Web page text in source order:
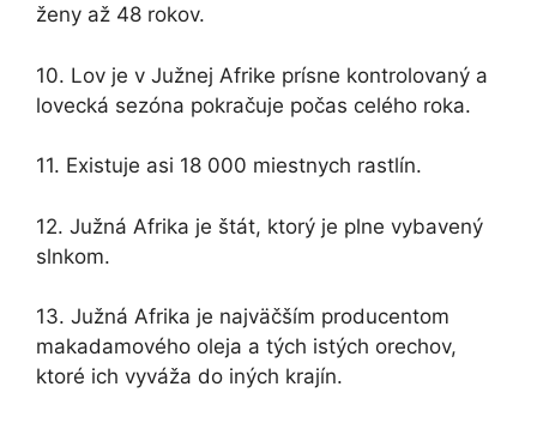
ženy až 48 rokov.
10. Lov je v Južnej Afrike prísne kontrolovaný a
lovecká sezóna pokračuje počas celého roka.
11. Existuje asi 18 000 miestnych rastlín.
12. Južná Afrika je štát, ktorý je plne vybavený
slnkom.
13. Južná Afrika je najväčším producentom
makadamového oleja a tých istých orechov,
ktoré ich vyváža do iných krajín.